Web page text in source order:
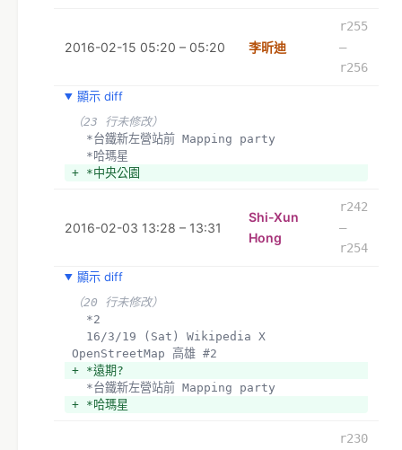
2016-02-15 05:20 – 05:20 李昕迪
r255
–
r256
顯示 diff
（23 行未修改）
  *台鐵新左營站前 Mapping party
  *哈瑪星
+ *中央公園
2016-02-03 13:28 – 13:31
Shi-Xun
Hong
r242
–
r254
顯示 diff
（20 行未修改）
  *2
OpenStreetMap 高雄 #2
+ *遠期?
  *台鐵新左營站前 Mapping party
+ *哈瑪星
r230